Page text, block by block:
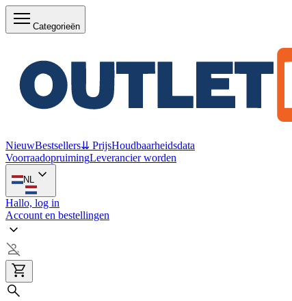
Categorieën
NieuwBestsellers⇊ PrijsHoudbaarheidsdata
VoorraadopruimingLeverancier worden
NL
Hallo, log in
Account en bestellingen